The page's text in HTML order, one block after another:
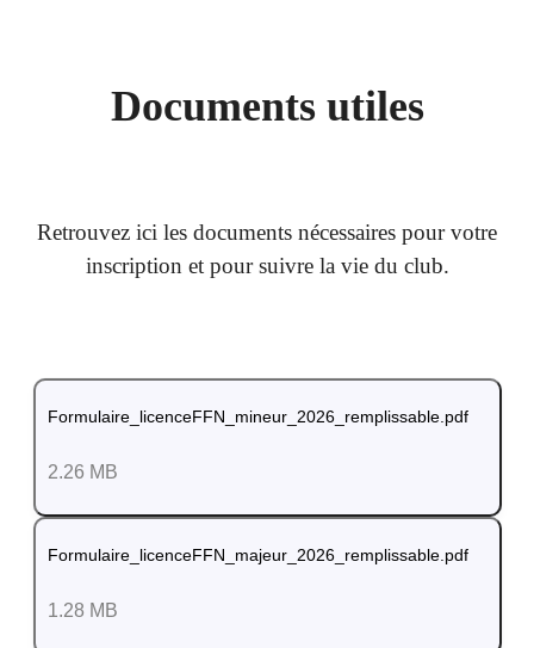
Documents utiles
Retrouvez ici les documents nécessaires pour votre
inscription et pour suivre la vie du club.
Formulaire_licenceFFN_mineur_2026_remplissable.pdf
2.26 MB
Formulaire_licenceFFN_majeur_2026_remplissable.pdf
1.28 MB